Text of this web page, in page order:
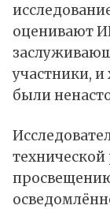
оценивают
участники,
были
технической